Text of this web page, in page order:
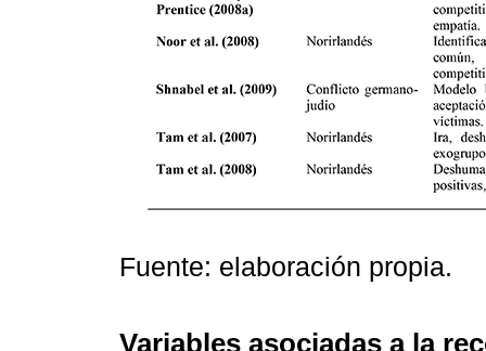
Fuente: elaboración propia.
Variables asociadas a la